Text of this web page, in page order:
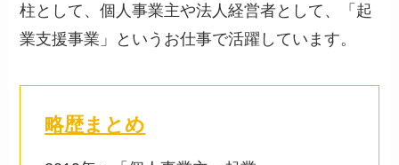
柱として、個人事業主や法人経営者として、「起
業支援事業」というお仕事で活躍しています。
略歴まとめ